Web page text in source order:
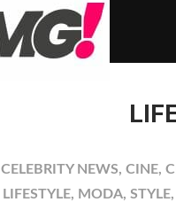
CELEBRITY NEWS, CINE,
LIFESTYLE, MODA, STYLE,